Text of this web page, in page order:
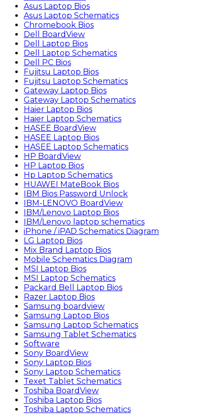
Asus Laptop Bios
Asus Laptop Schematics
Chromebook Bios
Dell BoardView
Dell Laptop Bios
Dell Laptop Schematics
Dell PC Bios
Fujitsu Laptop Bios
Fujitsu Laptop Schematics
Gateway Laptop Bios
Gateway Laptop Schematics
Haier Laptop Bios
Haier Laptop Schematics
HASEE BoardView
HASEE Laptop Bios
HASEE Laptop Schematics
HP BoardView
HP Laptop Bios
Hp Laptop Schematics
HUAWEI MateBook Bios
IBM Bios Password Unlock
IBM-LENOVO BoardView
IBM/Lenovo Laptop Bios
IBM/Lenovo laptop schematics
iPhone / iPAD Schematics Diagram
LG Laptop Bios
Mix Brand Laptop Bios
Mobile Schematics Diagram
MSI Laptop Bios
MSI Laptop Schematics
Packard Bell Laptop Bios
Razer Laptop Bios
Samsung boardview
Samsung Laptop Bios
Samsung Laptop Schematics
Samsung Tablet Schematics
Software
Sony BoardView
Sony Laptop Bios
Sony Laptop Schematics
Texet Tablet Schematics
Toshiba BoardView
Toshiba Laptop Bios
Toshiba Laptop Schematics